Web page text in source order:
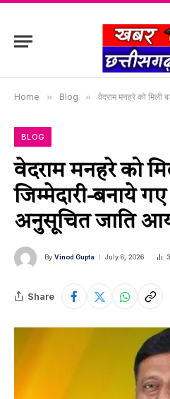
Home » Blog » वेदराम मनहरे को मिली बड़ी
BLOG
वेदराम मनहरे को
जिम्मेदारी-बनाये
अनुसूचित जाति
By Vinod Gupta July 8, 2026
Share